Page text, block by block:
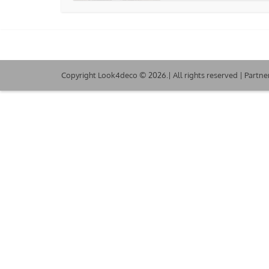
Copyright Look4deco © 2026.| All rights reserved |